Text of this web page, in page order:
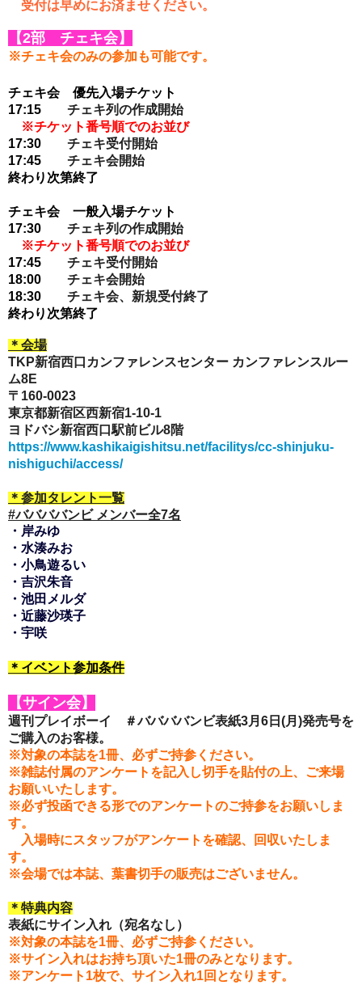
受付は早めにお済ませください。
【2部 チェキ会】
※チェキ会のみの参加も可能です。
チェキ会　優先入場チケット
17:15 チェキ列の作成開始
※チケット番号順でのお並び
17:30 チェキ受付開始
17:45 チェキ会開始
終わり次第終了
チェキ会　一般入場チケット
17:30 チェキ列の作成開始
※チケット番号順でのお並び
17:45 チェキ受付開始
18:00 チェキ会開始
18:30 チェキ会、新規受付終了
終わり次第終了
＊会場
TKP新宿西口カンファレンスセンター カンファレンスルー
ム8E
〒160-0023
東京都新宿区西新宿1-10-1
ヨドバシ新宿西口駅前ビル8階
https://www.kashikaigishitsu.net/facilitys/cc-shinjuku-
nishiguchi/access/
＊参加タレント一覧
#ババババンビ メンバー全7名
・岸みゆ
・水湊みお
・小鳥遊るい
・吉沢朱音
・池田メルダ
・ 近藤沙瑛子
・宇咲
＊イベント参加条件
【サイン会】
週刊プレイボーイ ＃ババババンビ表紙3月6日(月)発売号を
ご購入のお客様。
※対象の本誌を1冊、必ずご持参ください。
※雑誌付属のアンケートを記入し切手を貼付の上、 ご来場
お願いいたします。
※必ず投函できる形でのアンケートのご持参をお願いしま
す。
入場時にスタッフがアンケートを確認、回収いたしま
す。
※会場では本誌、葉書切手の販売はございません。
＊特典内容
表紙にサイン入れ（宛名なし）
※対象の本誌を1冊、必ずご持参ください。
※サイン入れはお持ち頂いた1冊のみとなります。
※アンケート1枚で、サイン入れ1回となります。